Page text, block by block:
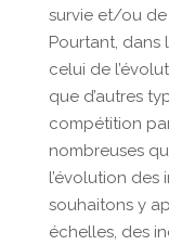
survie et/ou
Pourtant, dans
celui de
que d’autres
compétition
nombreuses
l’évolution des
souhaitons y
échelles, des